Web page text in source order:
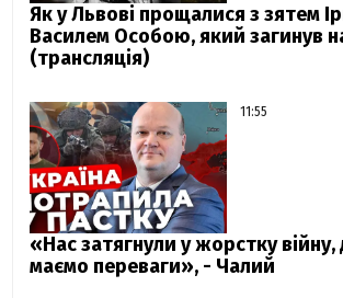
Як у Львові прощалися з зятем
Василем Особою, який загинув
(трансляція)
11:55
«Нас затягнули у жорстку
маємо переваги», - Чалий